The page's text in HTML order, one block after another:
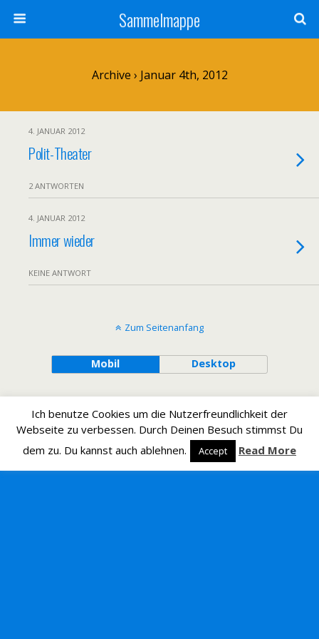
Sammelmappe
Archive › Januar 4th, 2012
4. JANUAR 2012
Polit-Theater
2 ANTWORTEN
4. JANUAR 2012
Immer wieder
KEINE ANTWORT
Zum Seitenanfang
Mobil Desktop
Ich benutze Cookies um die Nutzerfreundlichkeit der
Webseite zu verbessen. Durch Deinen Besuch stimmst Du
dem zu. Du kannst auch ablehnen.
Accept Read More